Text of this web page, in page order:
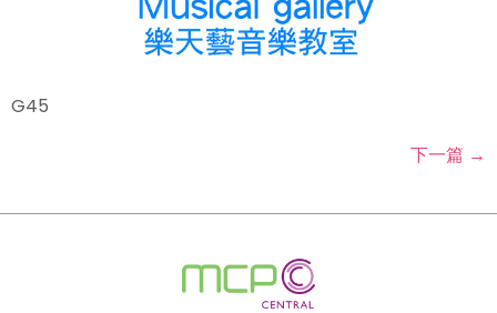
G45
下一篇 →